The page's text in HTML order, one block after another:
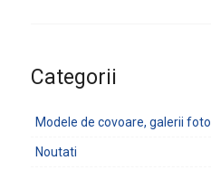
Categorii
Modele de covoare, galerii foto
Noutati